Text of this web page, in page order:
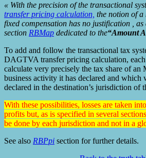
« With the precision of the transactional
transfer pricing calculation, the notion of a
fixed compensation has no justification ,
section RBMap dedicated to the“Amount
To add and follow the transactional tax
DAGTVA transfer pricing calculation,
calculate very precisely the tax share of an
business activity it has declared and which
declared in the destination’s jurisdiction of
With these possibilities, losses are taken
profits but, as is specified in several
be done by each jurisdiction and not in a
See also RBPpi section for further details.